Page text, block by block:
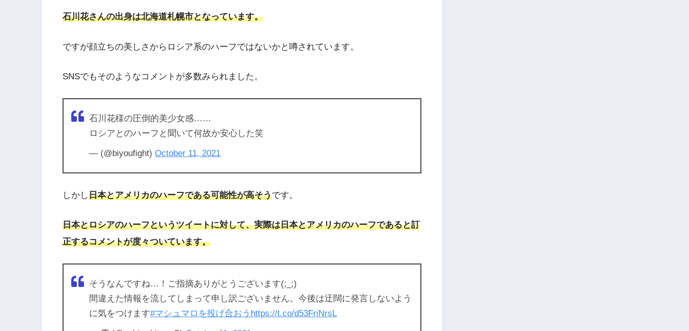
石川花さんの出身は北海道札幌市となっています。
ですが顔立ちの美しさからロシア系のハーフではないかと噂されています。
SNSでもそのようなコメントが多数みられました。
石川花様の圧倒的美少女感……
ロシアとのハーフと聞いて何故か安心した笑
— (@biyoufight) October 11, 2021
しかし日本とアメリカのハーフである可能性が高そうです。
日本とロシアのハーフというツイートに対して、実際は日本とアメリカのハーフであると訂
正するコメントが度々ついています。
そうなんですね…！ご指摘ありがとうございます(;_;)
間違えた情報を流してしまって申し訳ございません。今後は迂闊に発言しないよう
に気をつけます#マシュマロを投げ合おう https://t.co/d53FriNrsL